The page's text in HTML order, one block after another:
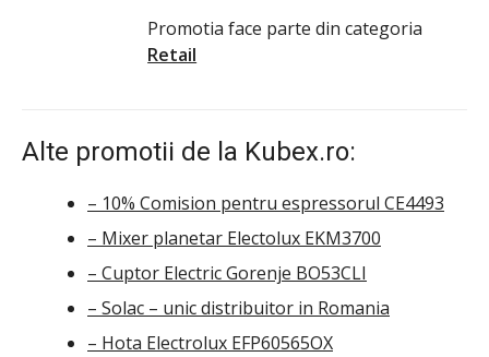
Promotia face parte din categoria
Retail
Alte promotii de la Kubex.ro:
– 10% Comision pentru espressorul CE4493
– Mixer planetar Electolux EKM3700
– Cuptor Electric Gorenje BO53CLI
– Solac – unic distribuitor in Romania
– Hota Electrolux EFP60565OX